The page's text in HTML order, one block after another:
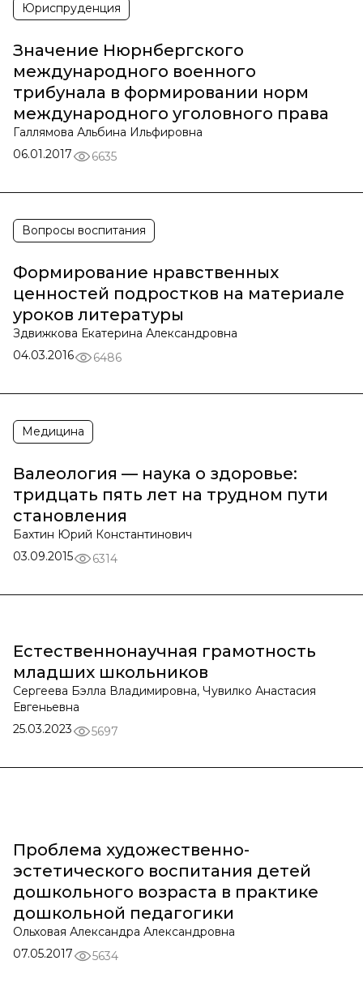
Юриспруденция
Значение Нюрнбергского
международного военного
трибунала в формировании норм
международного уголовного права
Галлямова Альбина Ильфировна
06.01.2017
6635
Вопросы воспитания
Формирование нравственных
ценностей подростков на материале
уроков литературы
Здвижкова Екатерина Александровна
04.03.2016
6486
Медицина
Валеология — наука о здоровье:
тридцать пять лет на трудном пути
становления
Бахтин Юрий Константинович
03.09.2015
6314
Естественнонаучная грамотность
младших школьников
Сергеева Бэлла Владимировна, Чувилко Анастасия
Евгеньевна
25.03.2023
5697
Проблема художественно-
эстетического воспитания детей
дошкольного возраста в практике
дошкольной педагогики
Ольховая Александра Александровна
07.05.2017
5634